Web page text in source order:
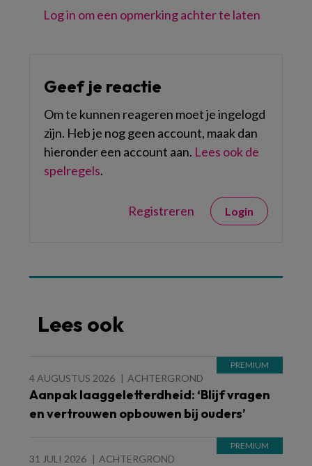
Log in om een opmerking achter te laten
Geef je reactie
Om te kunnen reageren moet je ingelogd
zijn. Heb je nog geen account, maak dan
hieronder een account aan. Lees ook de
spelregels.
Registreren Login
Lees ook
4 AUGUSTUS 2026 ACHTERGROND
Aanpak laaggeletterdheid: ‘Blijf vragen
en vertrouwen opbouwen bij ouders’
31 JULI 2026 ACHTERGROND